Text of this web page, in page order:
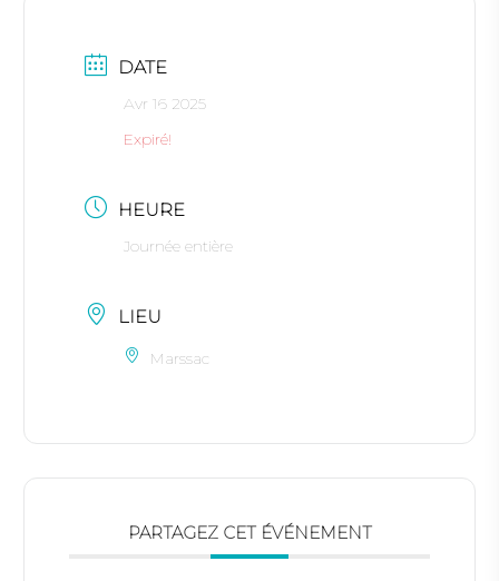
DATE
Avr 16 2025
Expiré!
HEURE
Journée entière
LIEU
Marssac
PARTAGEZ CET ÉVÉNEMENT